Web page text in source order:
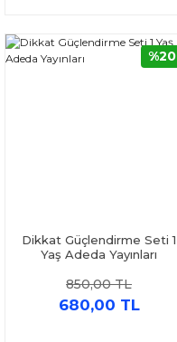
Dikkat Güçlendirme Seti 1
Yaş Adeda Yayınları
850,00 TL
680,00 TL
%20